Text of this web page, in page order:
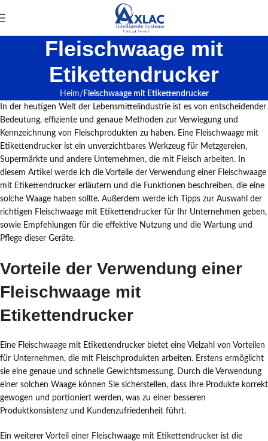
Fleischwaage mit
Etikettendrucker
Heim
Fleischwaage mit Etikettendrucker
In der heutigen Welt der Lebensmittelindustrie ist es von entscheidender
Bedeutung, effiziente und genaue Methoden zur Verwiegung und
Kennzeichnung von Fleischprodukten zu haben. Eine Fleischwaage mit
Etikettendrucker ist ein unverzichtbares Werkzeug für Metzgereien,
Supermärkte und andere Unternehmen, die mit Fleisch arbeiten. In
diesem Artikel werde ich die Vorteile der Verwendung einer Fleischwaage
mit Etikettendrucker erläutern und die Funktionen beschreiben, die eine
solche Waage haben sollte. Außerdem werde ich Tipps zur Auswahl der
richtigen Fleischwaage mit Etikettendrucker für Ihr Unternehmen geben,
sowie Empfehlungen für die effektive Nutzung und die Wartung und
Pflege dieser Geräte.
Vorteile der Verwendung einer
Fleischwaage mit
Etikettendrucker
Eine Fleischwaage mit Etikettendrucker bietet eine Vielzahl von Vorteilen
für Unternehmen, die mit Fleischprodukten arbeiten. Erstens ermöglicht
sie eine genaue und schnelle Gewichtsmessung. Durch die Verwendung
einer solchen Waage können Sie sicherstellen, dass Ihre Produkte korrekt
gewogen und portioniert werden, was zu einer besseren
Produktkonsistenz und Kundenzufriedenheit führt.
Ein weiterer Vorteil einer Fleischwaage mit Etikettendrucker ist die